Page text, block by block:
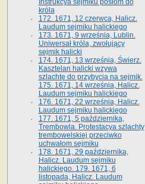
Instrukcya sejmiku posłom do
króla
172. 1671, 12 czerwca, Halicz.
Laudum sejmiku halickiego
173. 1671, 9 września, Lublin.
Uniwersał króla, zwołujący
sejmik halicki
174. 1671, 13 września, Świerz.
Kasztelan halicki wzywa
szlachtę do przybycia na sejmik.
175. 1671, 14 września, Halicz.
Laudum sejmiku halickiego
176. 1671, 22 września, Halicz.
Laudum sejmiku halickiego
177. 1671, 5 października,
Trembowla. Protestacya szlachty
trembowelskiej przeciwko
uchwałom sejmiku
178. 1671, 29 października,
Halicz. Laudum sejmiku
halickiego. 179. 1671, 6
listopada, Halicz. Laudum